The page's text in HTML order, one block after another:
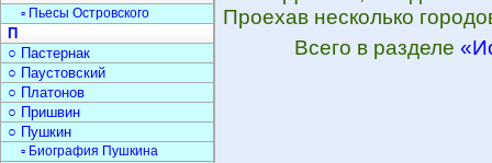
Проехав несколько
Всего в разделе
▫ Пьесы Островского
П
○ Пастернак
○ Паустовский
○ Платонов
○ Пришвин
○ Пушкин
▫ Биография Пушкина